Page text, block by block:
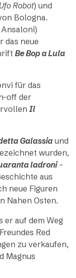
Robot) und
Bologna.
das neue
Be Bop a Lula
für das
off der
Il
Galassia und
wurden,
ladroni–
aus
neue Figuren
Nahen Osten.
er auf dem Weg
Red
zu verkaufen,
Magnus